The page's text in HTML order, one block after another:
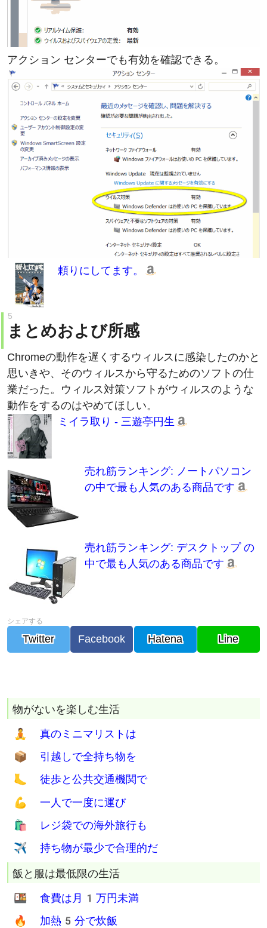
アクション センターでも有効を確認できる。
頼りにしてます。
まとめおよび所感
Chromeの動作を遅くするウィルスに感染したのかと
思いきや、そのウィルスから守るためのソフトの仕
業だった。ウィルス対策ソフトがウィルスのような
動作をするのはやめてほしい。
ミイラ取り - 三遊亭円生
の中で最も人気のある商品です
中で最も人気のある商品です